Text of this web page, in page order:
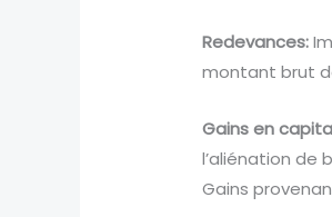
Redevances:
montant brut
Gains en
l’aliénation de
Gains